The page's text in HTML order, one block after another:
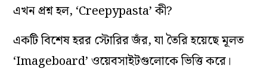
এখন প্রশ্ন হল, ‘Creepypasta’ কী?
একটি বিশেষ হরর স্টোরির জঁর, যা তৈরি হয়েছে মূলত
‘Imageboard’ ওয়েবসাইটগুলোকে ভিত্তি করে।